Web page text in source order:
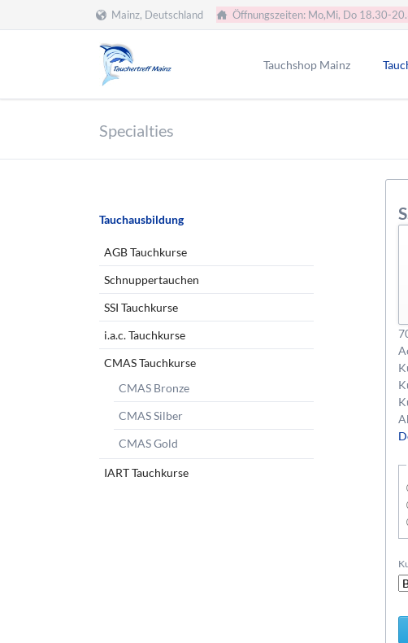
Mainz, Deutschland Öffnungszeiten: Mo,Mi, Do 18.30-
Tauchshop Mainz
Servicewerkstatt
Tauchen Wiesbaden
SSI
Specialties
Navigation
Tauchausbildung
AGB Tauchkurse
Schnuppertauchen
SSI Tauchkurse
i.a.c. Tauchkurse
CMAS Tauchkurse
CMAS Bronze
CMAS Silber
CMAS Gold
IART Tauchkurse